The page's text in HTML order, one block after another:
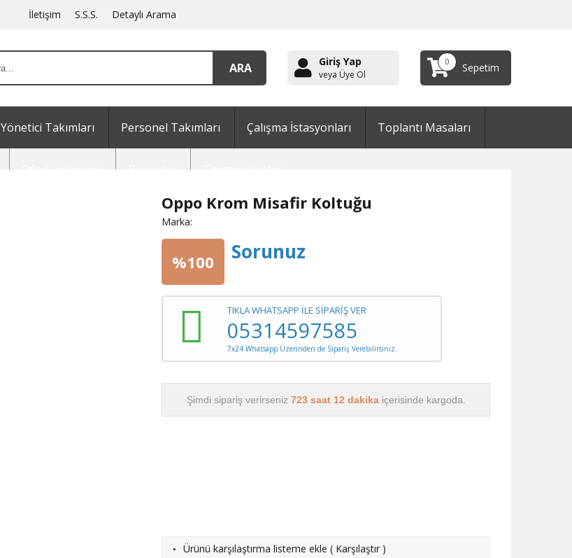
İletişim S.S.S. Detaylı Arama
Giriş Yap
veya Üye Ol
0 Sepetim
Yönetici Takımları Personel Takımları Çalışma İstasyonları Toplantı Masaları
Oppo Krom Misafir Koltuğu
Marka:
%100 Sorunuz
TIKLA WHATSAPP İLE SİPARİŞ VER
05314597585
7x24 Whatsapp Üzerinden de Sipariş Verebilirsiniz.
Şimdi sipariş verirseniz 723 saat 12 dakika içerisinde kargoda.
· Ürünü karşılaştırma listeme ekle ( Karşılaştır )